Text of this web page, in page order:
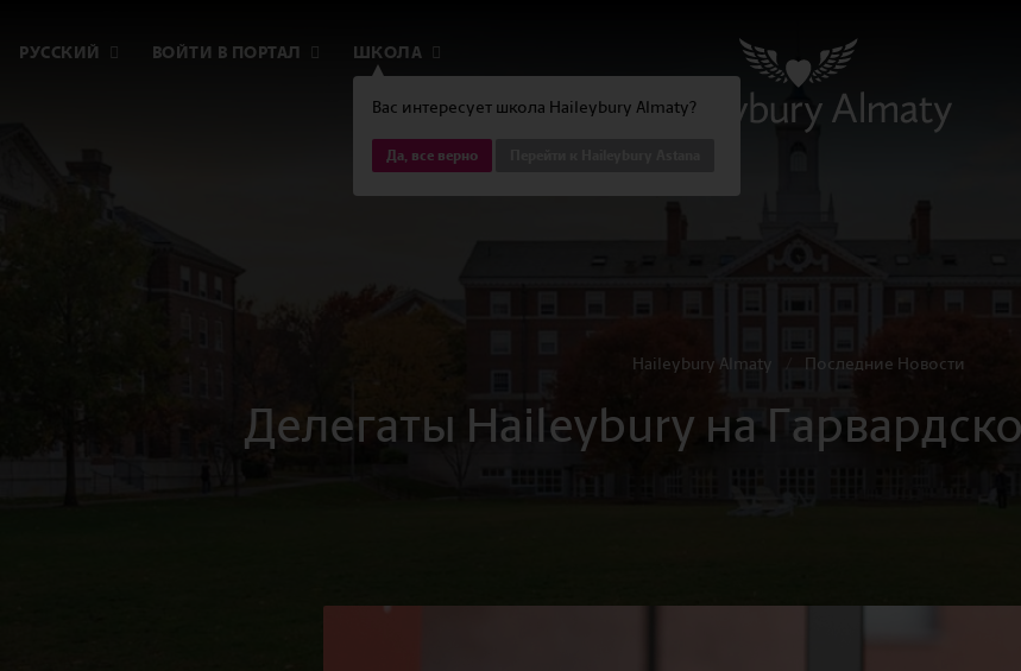
РУССКИЙ ВОЙТИ В ПОРТАЛ
Вас интересует школа Haileybury Almaty?
Да, все верно
ШКОЛА
Haileybury Almaty Последние Новости
Делегаты Haileybury на